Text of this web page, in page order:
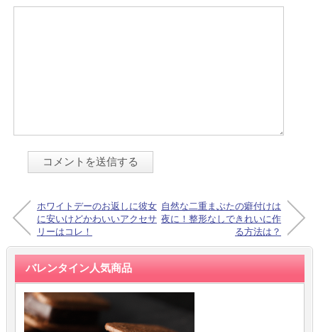
ホワイトデーのお返しに彼女
に安いけどかわいいアクセサ
リーはコレ！
自然な二重まぶたの癖付けは
夜に！整形なしできれいに作
る方法は？
バレンタイン人気商品